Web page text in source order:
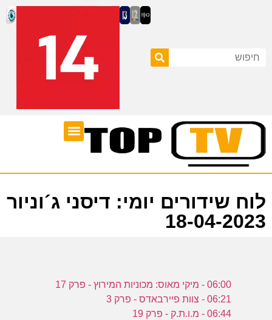
לוח שידורים יומי: דיסני ג´וניור
18-04-2023
06:00 - מיקי מאוס: מכוניות המירוץ - פרק 17
06:21 - צוות פיירבאדס - פרק 3
06:44 - מ.ו.ת.ק - פרק 19